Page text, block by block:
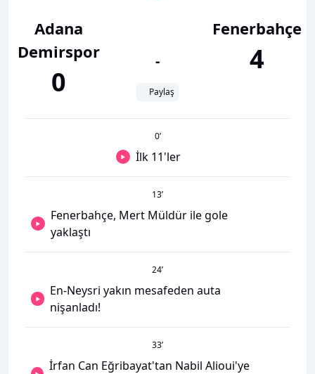
Adana
Demirspor
0
-
Paylaş
Fenerbahçe
4
0’
İlk 11'ler
13’
Fenerbahçe, Mert Müldür ile gole
yaklaştı
24’
En-Neysri yakın mesafeden auta
nişanladı!
33’
İrfan Can Eğribayat'tan Nabil Alioui'ye